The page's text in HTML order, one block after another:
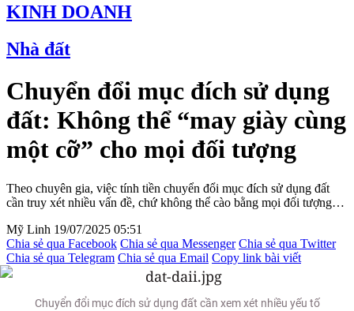
KINH DOANH
Nhà đất
Chuyển đổi mục đích sử dụng
đất: Không thể “may giày cùng
một cỡ” cho mọi đối tượng
Theo chuyên gia, việc tính tiền chuyển đổi mục đích sử dụng đất
cần truy xét nhiều vấn đề, chứ không thể cào bằng mọi đối tượng…
Mỹ Linh 19/07/2025 05:51
Chia sẻ qua Facebook Chia sẻ qua Messenger Chia sẻ qua Twitter
Chia sẻ qua Telegram Chia sẻ qua Email Copy link bài viết
Chuyển đổi mục đích sử dụng đất cần xem xét nhiều yếu tố